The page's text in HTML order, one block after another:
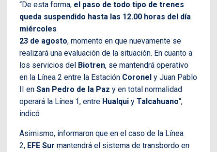
“De esta forma, el paso de todo tipo de trenes
queda suspendido hasta las 12.00 horas del día
miércoles
23 de agosto, momento en que nuevamente se
realizará una evaluación de la situación. En cuanto a
los servicios del Biotren, se mantendrá operativo
en la Línea 2 entre la Estación Coronel y Juan Pablo
II en San Pedro de la Paz y en total normalidad
operará la Línea 1, entre Hualqui y Talcahuano“,
indicó
Asimismo, informaron que en el caso de la Línea
2, EFE Sur mantendrá el sistema de transbordo en